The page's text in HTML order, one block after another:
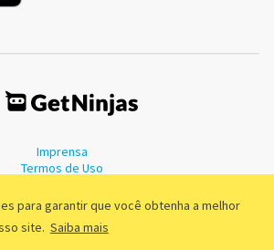
para garantir que você obtenha a melhor
site. Saiba mais
Imprensa
Termos de Uso